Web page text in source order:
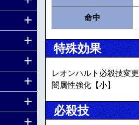
命中
特殊効果
レオンハルト必殺技変更
闇属性強化【小】
必殺技